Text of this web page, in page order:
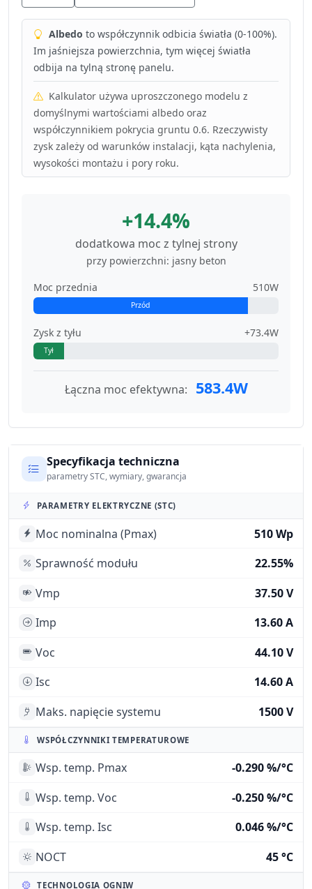
Albedo to współczynnik odbicia światła (0-100%).
Im jaśniejsza powierzchnia, tym więcej światła
odbija na tylną stronę panelu.
Kalkulator używa uproszczonego modelu z
domyślnymi wartościami albedo oraz
współczynnikiem pokrycia gruntu 0.6. Rzeczywisty
zysk zależy od warunków instalacji, kąta nachylenia,
wysokości montażu i pory roku.
+14.4%
dodatkowa moc z tylnej strony
przy powierzchni: jasny beton
Moc przednia
510W
Przód
Zysk z tyłu +73.4W
Tył
Łączna moc efektywna: 583.4W
Specyfikacja techniczna
parametry STC, wymiary, gwarancja
PARAMETRY ELEKTRYCZNE (STC)
Moc nominalna (Pmax)
510 Wp
Sprawność modułu
22.55%
Vmp
37.50 V
Imp
13.60 A
Voc
44.10 V
Isc
14.60 A
Maks. napięcie systemu
1500 V
WSPÓŁCZYNNIKI TEMPERATUROWE
Wsp. temp. Pmax
-0.290 %/°C
Wsp. temp. Voc
-0.250 %/°C
Wsp. temp. Isc
0.046 %/°C
NOCT
45 °C
TECHNOLOGIA OGNIW